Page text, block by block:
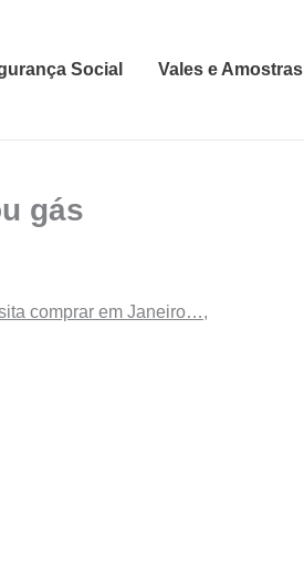
Social Vales e Amostras
gás
comprar em Janeiro…,